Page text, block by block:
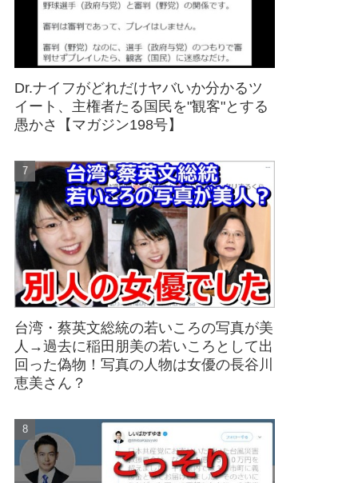
Dr.ナイフがどれだけヤバいか分かるツ
イート、主権者たる国民を"観客"とする
愚かさ【マガジン198号】
台湾・蔡英文総統の若いころの写真が美
人→過去に稲田朋美の若いころとして出
回った偽物！写真の人物は女優の長谷川
恵美さん？